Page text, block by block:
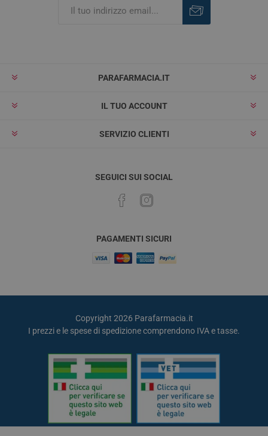
PARAFARMACIA.IT
IL TUO ACCOUNT
SERVIZIO CLIENTI
SEGUICI SUI SOCIAL
PAGAMENTI SICURI
Copyright 2026 Parafarmacia.it
I prezzi e le spese di spedizione comprendono IVA e tasse.